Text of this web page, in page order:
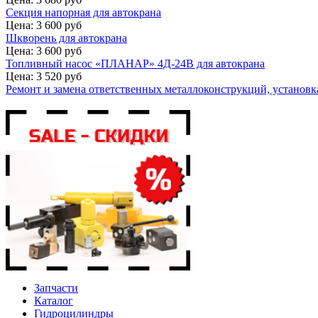
Секция напорная для автокрана
Цена: 3 600 руб
Шкворень для автокрана
Цена: 3 600 руб
Топливный насос «ПЛАНАР» 4Д-24В для автокрана
Цена: 3 520 руб
Ремонт и замена ответственных металлоконструкций,
Запчасти
Каталог
Гидроцилиндры